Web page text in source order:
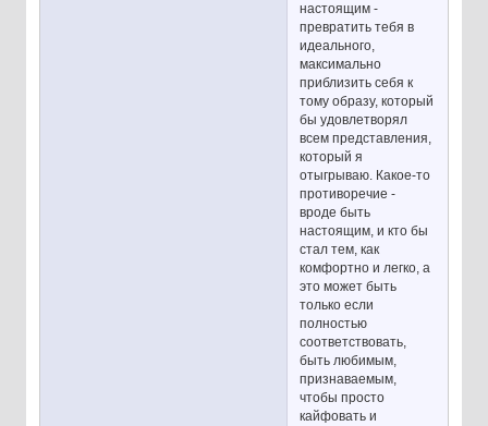
настоящим -
превратить тебя в
идеального,
максимально
приблизить себя к
тому образу, который
бы удовлетворял
всем представления,
который я
отыгрываю. Какое-то
противоречие -
вроде быть
настоящим, и кто бы
стал тем, как
комфортно и легко, а
это может быть
только если
полностью
соответствовать,
быть любимым,
признаваемым,
чтобы просто
кайфовать и